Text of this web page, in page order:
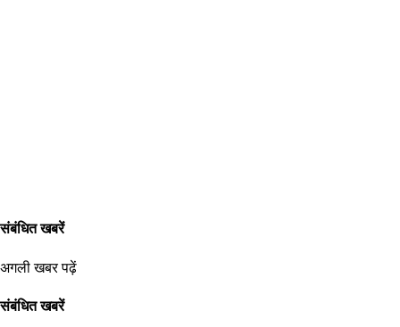
संबंधित खबरें
अगली खबर पढ़ें
संबंधित खबरें